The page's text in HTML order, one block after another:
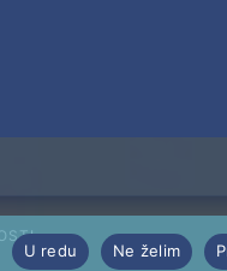
U redu Ne želim